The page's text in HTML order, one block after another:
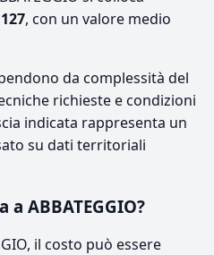
, con un valore medio
da complessità del
richieste e condizioni
indicata rappresenta un
su dati territoriali
ABBATEGGIO?
il costo può essere